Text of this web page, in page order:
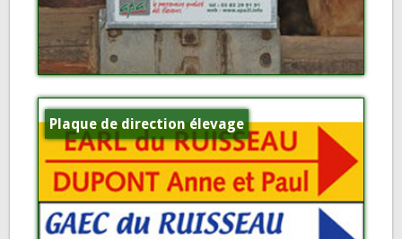
Plaque de direction élevage